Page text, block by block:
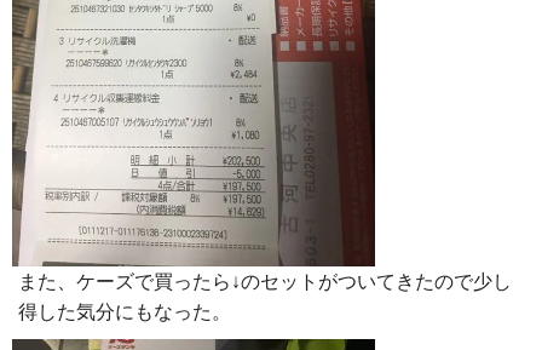
また、ケーズで買ったら↓のセットがついてきたので少し
得した気分にもなった。